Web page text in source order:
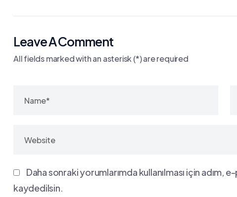
Leave A Comment
All fields marked with an asterisk (*) are required
Daha sonraki yorumlarımda kullanılması için adım,
kaydedilsin.